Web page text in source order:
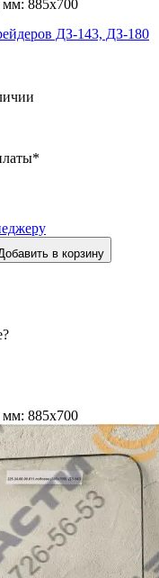
мм: 885x700
ДЗ-143, ДЗ-180
в корзину
мм: 885x700